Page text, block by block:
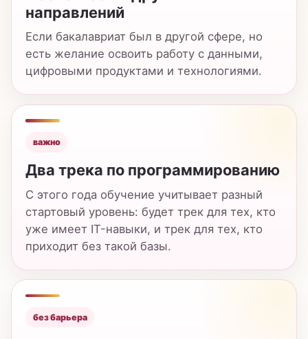
важно
Два трека по программированию
С этого года обучение учитывает разный
стартовый уровень: будет трек для тех, кто
уже имеет IT-навыки, и трек для тех, кто
без барьера
Главное — готовность развивать
технические навыки
Программа не закрыта только для
финансовым сервисам, продуктам и
готовность учиться инструментам анализа.